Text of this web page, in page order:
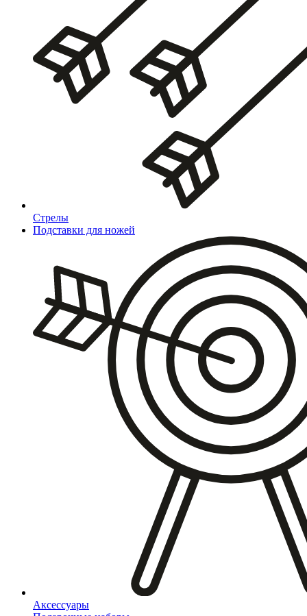
Стрелы
Подставки для ножей
Аксессуары